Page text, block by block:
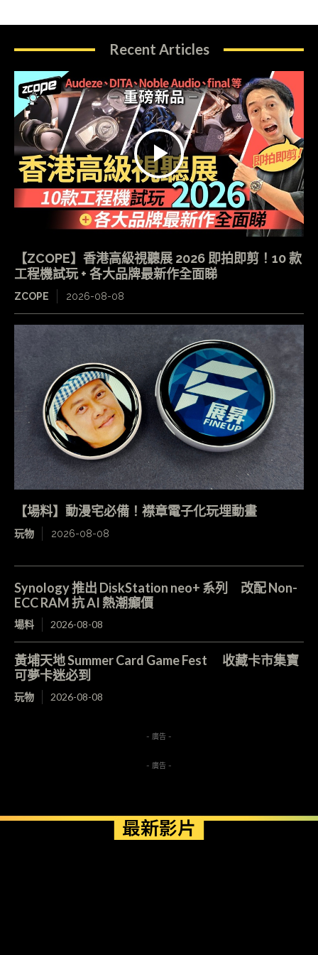
Recent Articles
【ZCOPE】香港高級視聽展 2026 即拍即剪！10 款
工程機試玩 + 各大品牌最新作全面睇
ZCOPE 2026-08-08
【場料】動漫宅必備！襟章電子化玩埋動畫
玩物 2026-08-08
Synology 推出 DiskStation neo+ 系列 改配 Non-
ECC RAM 抗 AI 熱潮癲價
場料 2026-08-08
黃埔天地 Summer Card Game Fest 收藏卡市集寶
可夢卡迷必到
玩物 2026-08-08
- 廣告 -
- 廣告 -
最新影片